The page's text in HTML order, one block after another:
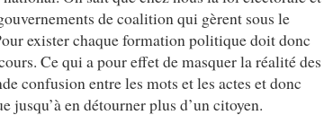
de coalition qui gèrent sous le
exister chaque formation politique doit donc
Ce qui a pour effet de masquer la réalité des
confusion entre les mots et les actes et donc
en détourner plus d’un citoyen.